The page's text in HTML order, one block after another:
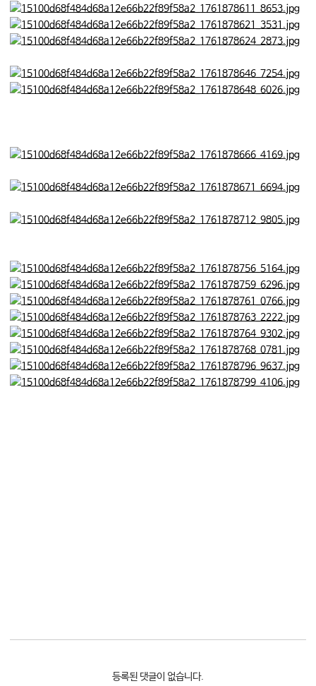
등록된 댓글이 없습니다.